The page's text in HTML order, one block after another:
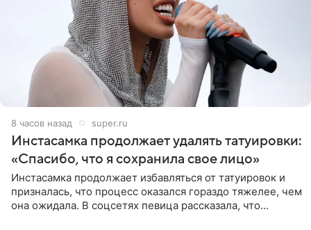
8 часов назад super.ru
Инстасамка продолжает удалять татуировки:
«Спасибо, что я сохранила свое лицо»
Инстасамка продолжает избавляться от татуировок и
призналась, что процесс оказался гораздо тяжелее, чем
она ожидала. В соцсетях певица рассказала, что